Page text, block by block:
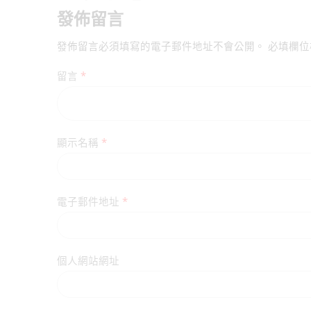
發佈留言
發佈留言必須填寫的電子郵件地址不會公開。 必填欄
留言 *
顯示名稱 *
電子郵件地址 *
個人網站網址